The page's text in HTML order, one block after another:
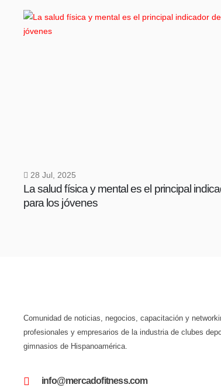
28 Jul, 2025
La salud física y mental es el principal
para los jóvenes
Comunidad de noticias, negocios, capacitación y
profesionales y empresarios de la industria de clubes
gimnasios de Hispanoamérica.
info@mercadofitness.com